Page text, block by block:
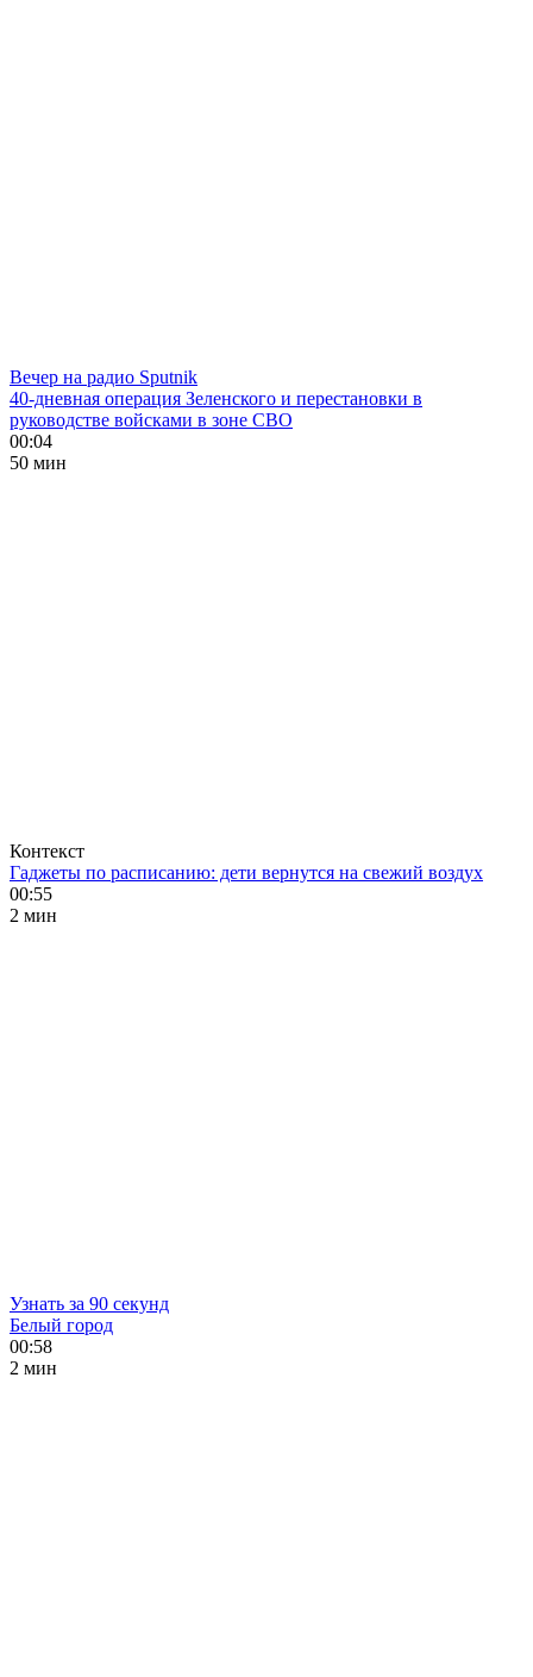
Вечер на радио Sputnik
40-дневная операция Зеленского и перестановки в
руководстве войсками в зоне СВО
00:04
50 мин
Контекст
Гаджеты по расписанию: дети вернутся на свежий воздух
00:55
2 мин
Узнать за 90 секунд
Белый город
00:58
2 мин